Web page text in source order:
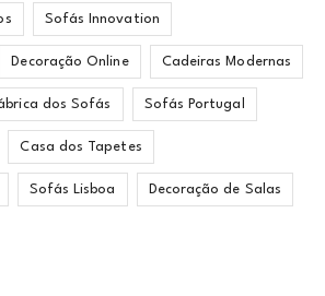
Sofás Innovation
Decoração Online Cadeiras Modernas
dos Sofás Sofás Portugal
Casa dos Tapetes
Sofás Lisboa Decoração de Salas